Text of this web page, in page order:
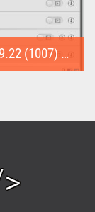
MediaHuman YouTube Downloader 3.9.22 (1007) (Repack & Portable)